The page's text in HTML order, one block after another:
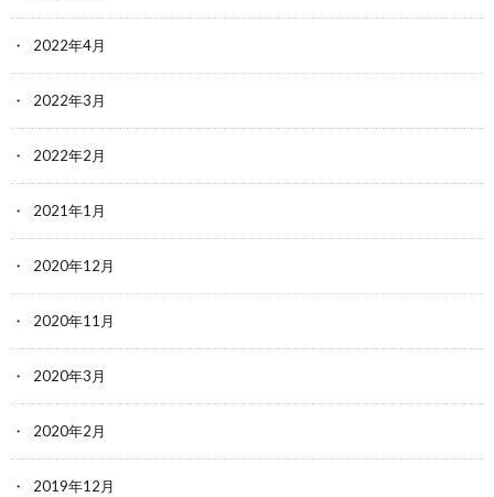
2022年4月
2022年3月
2022年2月
2021年1月
2020年12月
2020年11月
2020年3月
2020年2月
2019年12月